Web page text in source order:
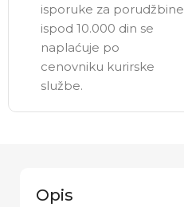
isporuke za porudžbine
ispod 10.000 din se
naplaćuje po
cenovniku kurirske
službe.
Opis